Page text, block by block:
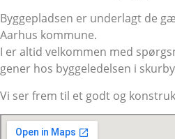
Byggepladsen er underlagt de
Aarhus kommune.
I er altid velkommen med
gener hos byggeledelsen i
Vi ser frem til et godt og